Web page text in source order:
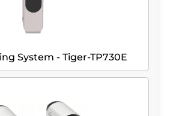
System - Tiger-TP730E